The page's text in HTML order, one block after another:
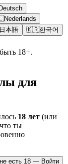
Nederlands
本語 🇰🇷한국어
18+.
для
18 лет (или
ты
есть 18 — Войти